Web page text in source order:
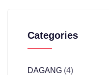
Categories
DAGANG (4)